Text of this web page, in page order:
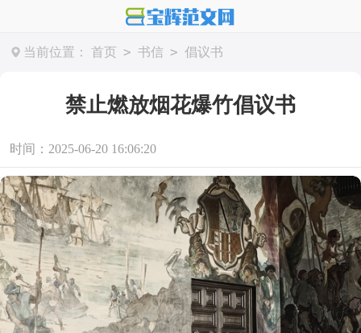
当前位置： 首页 > 书信 > 倡议书
禁止燃放烟花爆竹倡议书
时间：2025-06-20 16:06:20